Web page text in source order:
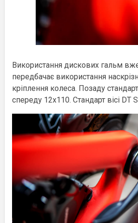
Використання дискових гальм
передбачає використання
кріплення колеса. Позаду
спереду 12х110. Стандарт вісі DT